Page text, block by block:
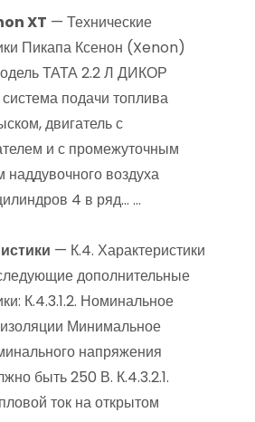
XT — Технические
Пикапа Ксенон (Xenon)
ТАТА 2.2 Л ДИКОР
подачи топлива
двигатель с
и с промежуточным
воздуха
4 в ряд… …
— К.4. Характеристики
дополнительные
К.4.3.1.2. Номинальное
Минимальное
напряжения
быть 250 В. К.4.3.2.1.
ток на открытом